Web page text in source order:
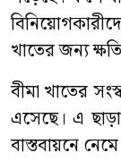
খাতের জন্য
বীমা খাতের
এসেছে। এ
বাস্তবায়নে